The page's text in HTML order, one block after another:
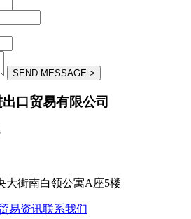
口贸易有限公司
大街南白领公寓A座5楼
易资讯联系我们